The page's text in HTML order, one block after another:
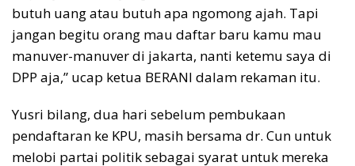
butuh uang atau butuh apa ngomong ajah. Tapi
jangan begitu orang mau daftar baru kamu mau
manuver-manuver di jakarta, nanti ketemu saya di
DPP aja,” ucap ketua BERANI dalam rekaman itu.
Yusri bilang, dua hari sebelum pembukaan
pendaftaran ke KPU, masih bersama dr. Cun untuk
melobi partai politik sebagai syarat untuk mereka